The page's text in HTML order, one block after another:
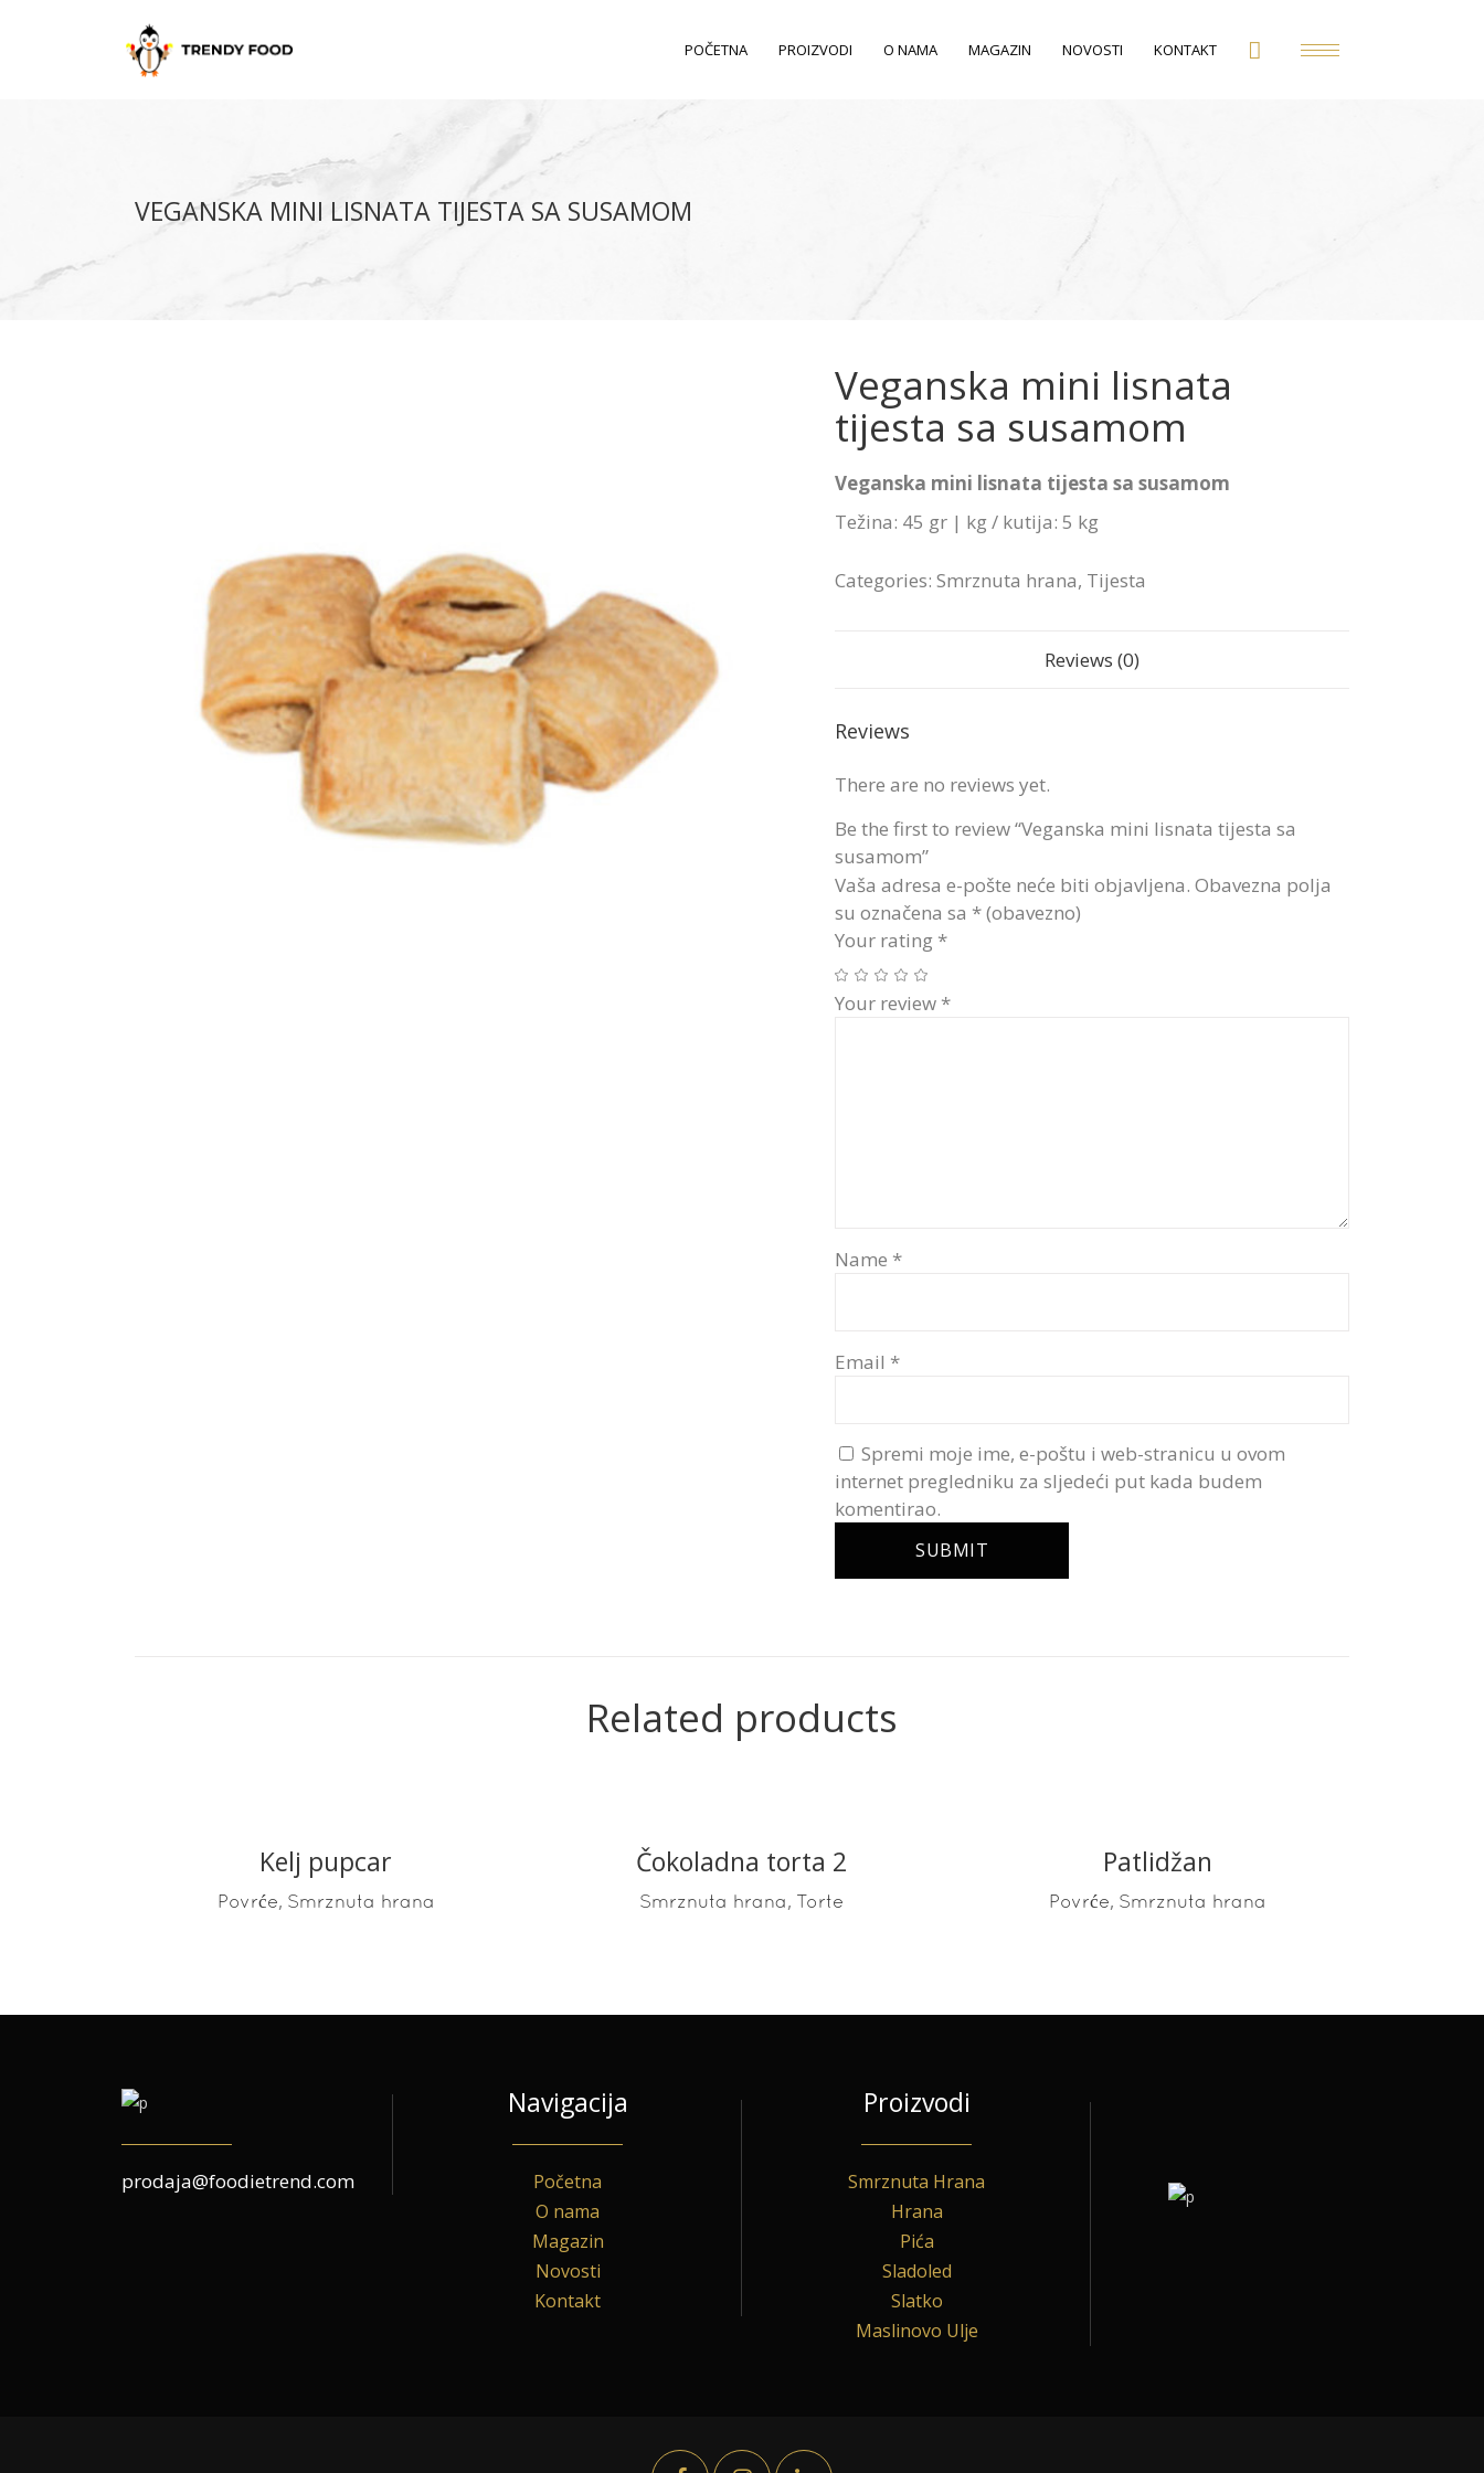
POČETNA PROIZVODI O NAMA MAGAZIN NOVOSTI KONTAKT
VEGANSKA MINI LISNATA TIJESTA SA SUSAMOM
Veganska mini lisnata
tijesta sa susamom
Veganska mini lisnata tijesta sa susamom
Težina: 45 gr | kg / kutija: 5 kg
Categories: Smrznuta hrana, Tijesta
Reviews (0)
Reviews
There are no reviews yet.
Be the first to review “Veganska mini lisnata tijesta sa
susamom”
Vaša adresa e-pošte neće biti objavljena. Obavezna polja
su označena sa * (obavezno)
Your rating *
Your review *
Name *
Email *
Spremi moje ime, e-poštu i web-stranicu u ovom
internet pregledniku za sljedeći put kada budem
komentirao.
Related products
READ MORE
Kelj pupcar
Povrće, Smrznuta hrana
READ MORE
Čokoladna torta 2
Smrznuta hrana, Torte
READ MORE
Patlidžan
Povrće, Smrznuta hrana
prodaja@foodietrend.com
Navigacija
Početna
O nama
Magazin
Novosti
Kontakt
Proizvodi
Smrznuta Hrana
Hrana
Pića
Sladoled
Slatko
Maslinovo Ulje